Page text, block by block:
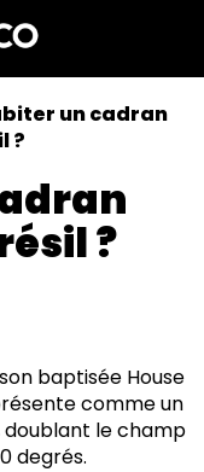
un cadran
?
?
baptisée House
comme un
le champ
degrés.